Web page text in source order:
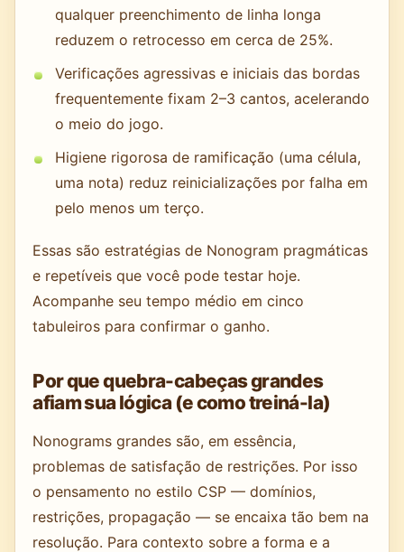
qualquer preenchimento de linha longa
reduzem o retrocesso em cerca de 25%.
Verificações agressivas e iniciais das bordas
frequentemente fixam 2–3 cantos, acelerando
o meio do jogo.
Higiene rigorosa de ramificação (uma célula,
uma nota) reduz reinicializações por falha em
pelo menos um terço.
Essas são estratégias de Nonogram pragmáticas
e repetíveis que você pode testar hoje.
Acompanhe seu tempo médio em cinco
tabuleiros para confirmar o ganho.
Por que quebra-cabeças grandes
afiam sua lógica (e como treiná-la)
Nonograms grandes são, em essência,
problemas de satisfação de restrições. Por isso
o pensamento no estilo CSP — domínios,
restrições, propagação — se encaixa tão bem na
resolução. Para contexto sobre a forma e a